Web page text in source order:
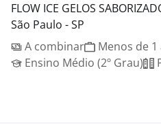
FLOW ICE GELOS
São Paulo - SP
A combinar
Menos de 1
Ensino Médio (2º Grau)